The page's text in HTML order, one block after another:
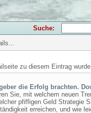
Suche:
zu diesem Eintrag
die Erfolg brachten.
Sie, mit welchem neuen
pfiffigen Geld Strategie
erreichen, und wie